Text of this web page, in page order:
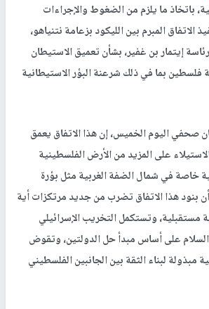
باتخاذ ما يلزم من الضغوط والإجراءات
الاتفاق المبرم بين الليكود بزعامة نتنياهو،
إيتمار بن غفير، بشأن تعميق الاستيطان
بما في ذلك شرعنة البؤر الاستيطانية
صحفي اليوم الخميس، إن هذا الاتفاق يعمق
على المزيد من الأرض الفلسطينية
خاصة في شمال الضفة الغربية مثل بؤرة
بنود هذا الاتفاق تضرب من جديد مرتكزات أية
وتستكمل التخريب الإسرائيلي
على أساس مبدأ حل الدولتين، وتقوض
مبذولة لبناء الثقة بين الجانبين الفلسطيني